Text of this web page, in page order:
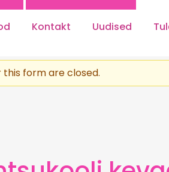
Kontakt Uudised
this form are closed.